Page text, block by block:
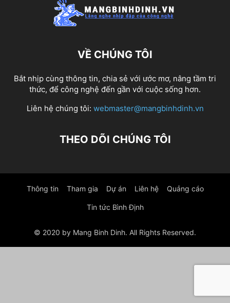
VỀ CHÚNG TÔI
Bắt nhịp cùng thông tin, chia sẻ với ước mơ, nâng tầm tri
thức, để công nghệ đến gần với cuộc sống hơn.
Liên hệ chúng tôi: webmaster@mangbinhdinh.vn
THEO DÕI CHÚNG TÔI
Thông tin Tham gia Dự án Liên hệ Quảng cáo
Tin tức Bình Định
© 2020 by Mang Binh Dinh. All Rights Reserved.